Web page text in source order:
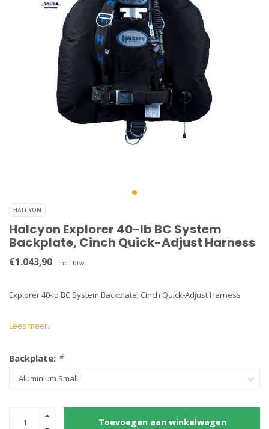
HALCYON
Halcyon Explorer 40-lb BC System
Backplate, Cinch Quick-Adjust Harness
€1.043,90 Incl. btw
Explorer 40-lb BC System Backplate, Cinch Quick-Adjust Harness
Lees meer..
Backplate: *
Toevoegen aan winkelwagen